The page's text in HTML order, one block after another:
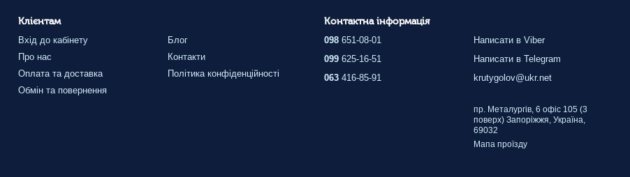
Клієнтам
Вхід до кабінету
Про нас
Оплата та доставка
Обмін та повернення
Блог
Контакти
Політика конфіденційності
Контактна інформація
098 651-08-01
099 625-16-51
063 416-85-91
Написати в Viber
Написати в Telegram
krutygolov@ukr.net
пр. Металургів, 6 офіс 105 (3
поверх) Запоріжжя, Україна,
69032
Мапа проїзду